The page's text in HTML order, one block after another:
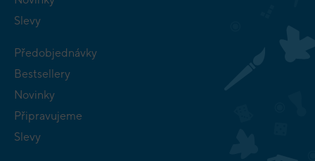
Slevy
Předobjednávky
Bestsellery
Novinky
Připravujeme
Slevy